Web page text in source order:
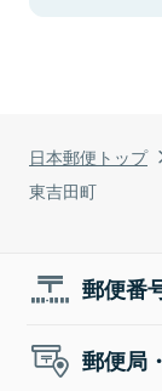
日本郵便トップ
東吉田町
郵便番
郵便局